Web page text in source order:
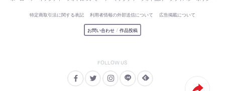
特定商取引法に関する表記 利用者情報の外部送信について 広告掲載について
お問い合わせ / 作品投稿